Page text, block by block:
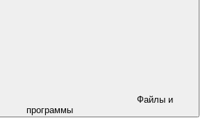
программы